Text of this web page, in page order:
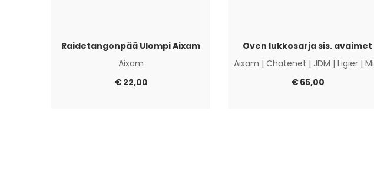
Raidetangonpää Ulompi Aixam
Aixam
€22,00
Oven lukkosarja sis. avaimet
Aixam | Chatenet | JDM | Ligier | Microcar
€65,00